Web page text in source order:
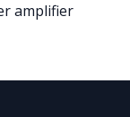
amplifier